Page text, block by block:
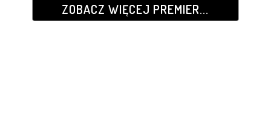
ZOBACZ WIĘCEJ PREMIER...